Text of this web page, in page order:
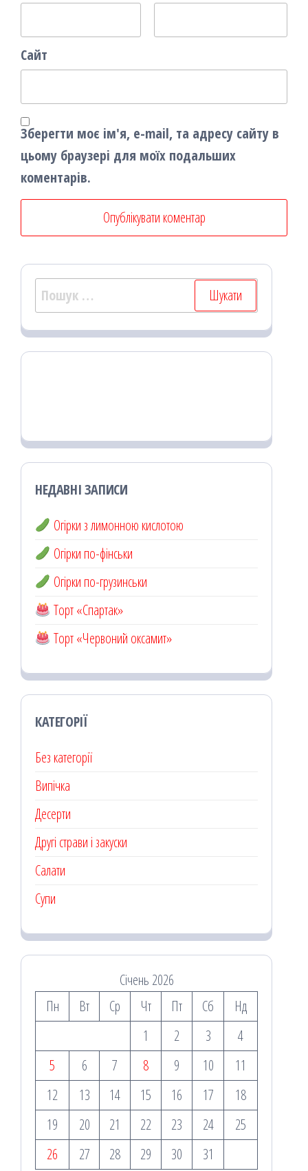
Сайт
Зберегти моє ім'я, e-mail, та адресу сайту в
цьому браузері для моїх подальших
коментарів.
Пошук:
НЕДАВНІ ЗАПИСИ
Огірки з лимонною кислотою
Огірки по-фінськи
Огірки по-грузинськи
Торт «Спартак»
Торт «Червоний оксамит»
КАТЕГОРІЇ
Без категорії
Випічка
Десерти
Другі страви і закуски
Салати
Супи
Січень 2026
Пн
Вт Ср Чт Пт Сб
Нд
1
2 3
4
5
6 7 8 9 10
11
12
13 14 15 16 17
18
19
20 21 22 23 24
25
26
27 28 29 30
31